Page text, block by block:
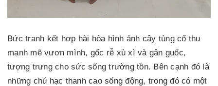
Bức tranh kết hợp hài hòa hình ảnh cây tùng cổ thụ
mạnh mẽ vươn mình, gốc rễ xù xì và gân guốc,
tượng trưng cho sức sống trường tồn. Bên cạnh đó là
những chú hạc thanh cao sống động, trong đó có một